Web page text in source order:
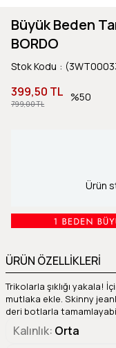
Büyük Beden
BORDO
Stok Kodu
799,00 TL
399,50 TL 50
Ürün
ÜRÜN ÖZELLİKLERİ
Trikolarla şıklığı yakala!
mutlaka ekle. Skinny
deri botlarla
Kalınlık Orta